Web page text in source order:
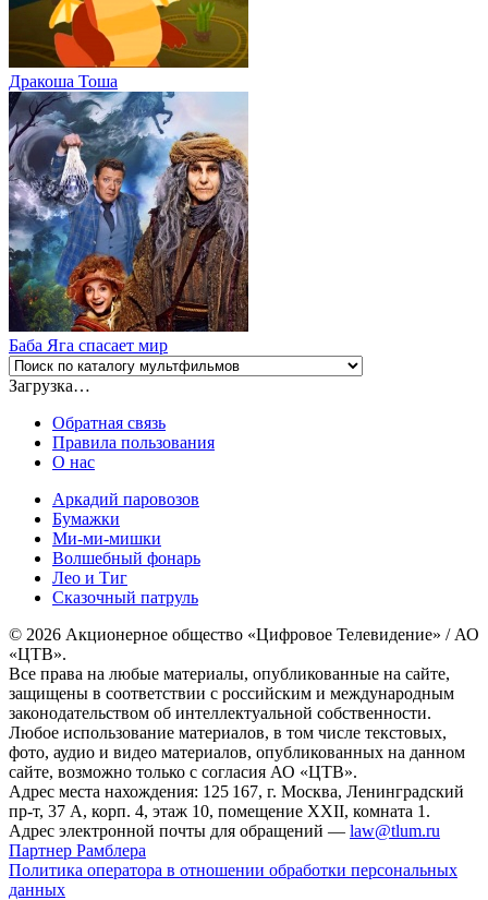
Дракоша Тоша
Баба Яга спасает мир
Загрузка…
Обратная связь
Правила пользования
О нас
Аркадий паровозов
Бумажки
Ми-ми-мишки
Волшебный фонарь
Лео и Тиг
Сказочный патруль
© 2026 Акционерное общество «Цифровое Телевидение» / АО
«ЦТВ».
Все права на любые материалы, опубликованные на сайте,
защищены в соответствии с российским и международным
законодательством об интеллектуальной собственности.
Любое использование материалов, в том числе текстовых,
фото, аудио и видео материалов, опубликованных на данном
сайте, возможно только с согласия АО «ЦТВ».
Адрес места нахождения: 125 167, г. Москва, Ленинградский
пр-т, 37 А, корп. 4, этаж 10, помещение XXII, комната 1.
Адрес электронной почты для обращений — law@tlum.ru
Партнер Рамблера
Политика оператора в отношении обработки персональных
данных